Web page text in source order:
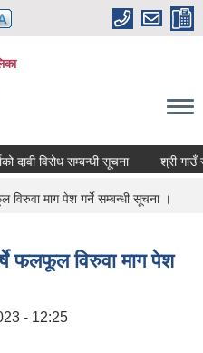
विरोध सम्बन्धी सूचना
माग पेश गर्ने सम्बन्धी सूचना ।
फलफूल विरुवा माग पेश
- 12:25